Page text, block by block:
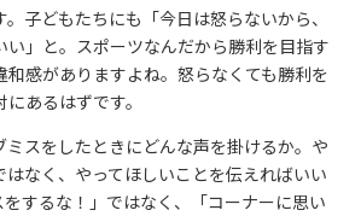
子どもたちにも「今日は怒らないから、
い」と。スポーツなんだから勝利を目指す
和感がありますよね。怒らなくても勝利を
あるはずです。
スをしたときにどんな声を掛けるか。や
はなく、やってほしいことを伝えればいい
するな！」ではなく、「コーナーに思い